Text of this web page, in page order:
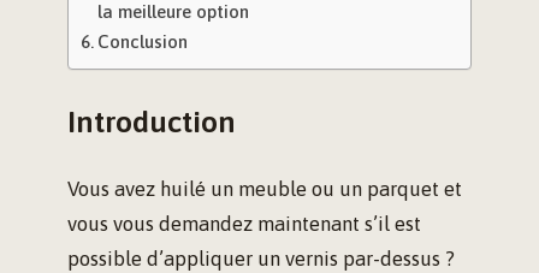
la meilleure option
Conclusion
Introduction
Vous avez huilé un meuble ou un parquet et
vous vous demandez maintenant s’il est
possible d’appliquer un vernis par-dessus ?